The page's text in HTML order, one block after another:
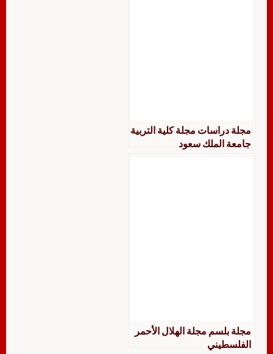
مجلة دراسات مجلة كلية التربية
جامعة الملك سعود
مجلة بلسم مجلة الهلال الأحمر
الفلسطيني